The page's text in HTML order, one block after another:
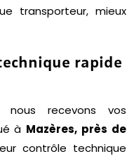
transporteur, mieux
rapide
nous recevons vos
à Mazères, près de
contrôle technique